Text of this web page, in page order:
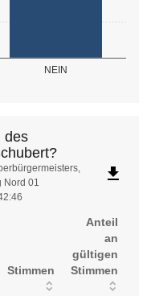
NEIN
des
01
file_download
Stimmen
Anteil
an
gültigen
Stimmen